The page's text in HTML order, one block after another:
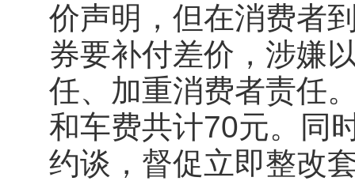
价声明，但在消费者
券要补付差价，涉嫌
任、加重消费者责任
和车费共计70元。同
约谈，督促立即整改